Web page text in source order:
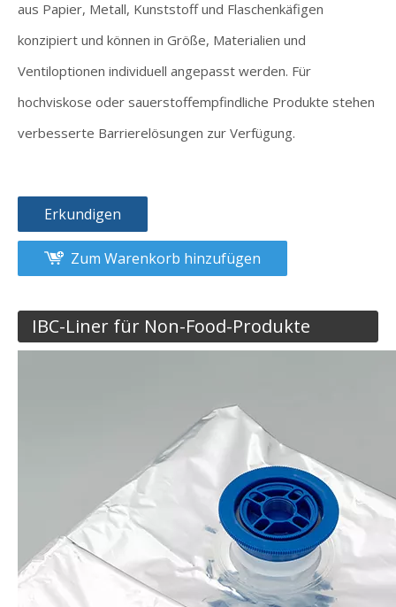
aus Papier, Metall, Kunststoff und Flaschenkäfigen
konzipiert und können in Größe, Materialien und
Ventiloptionen individuell angepasst werden. Für
hochviskose oder sauerstoffempfindliche Produkte stehen
verbesserte Barrierelösungen zur Verfügung.
Erkundigen
Zum Warenkorb hinzufügen
IBC-Liner für Non-Food-Produkte